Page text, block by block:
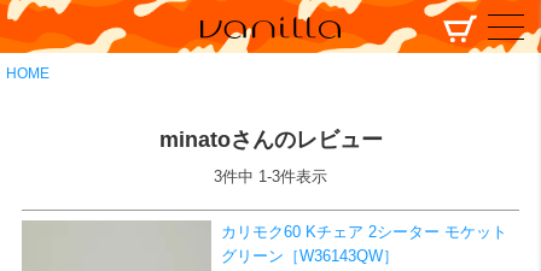
HOME
minatoさんのレビュー
3件中 1-3件表示
カリモク60 Kチェア 2シーター モケット
グリーン［W36143QW］